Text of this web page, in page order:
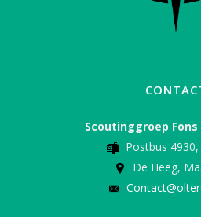
Scoutinggroep
Postbus 4930,
De Heeg,